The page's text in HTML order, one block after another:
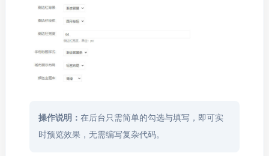
操作说明： 在后台只需简单的勾选与填写，即可实
时预览效果，无需编写复杂代码。